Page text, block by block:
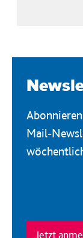
Mail-
Jetzt